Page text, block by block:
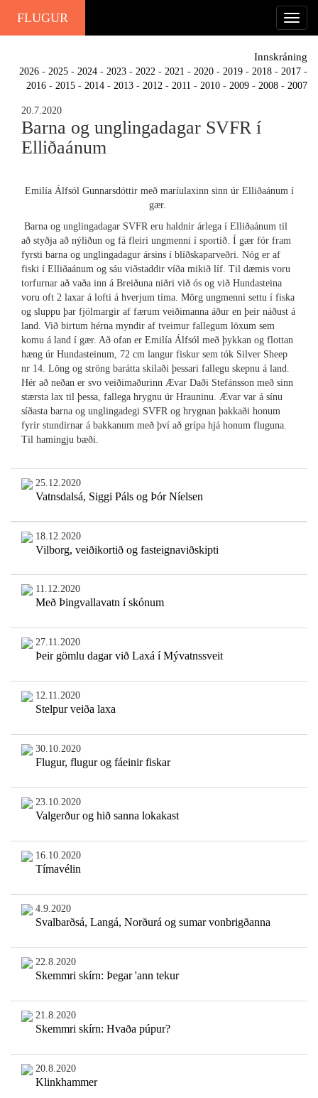
FLUGUR
Innskráning
2026 - 2025 - 2024 - 2023 - 2022 - 2021 - 2020 - 2019 - 2018 - 2017 -
2016 - 2015 - 2014 - 2013 - 2012 - 2011 - 2010 - 2009 - 2008 - 2007
20.7.2020
Barna og unglingadagar SVFR í
Elliðaánum
Emilía Álfsól Gunnarsdóttir með maríulaxinn sinn úr Elliðaánum í
gær.
Barna og unglingadagar SVFR eru haldnir árlega í Elliðaánum til
að styðja að nýliðun og fá fleiri ungmenni í sportið. Í gær fór fram
fyrsti barna og unglingadagur ársins í blíðskaparveðri. Nóg er af
fiski í Elliðaánum og sáu viðstaddir víða mikið líf. Til dæmis voru
torfurnar að vaða inn á Breiðuna niðri við ós og við Hundasteina
voru oft 2 laxar á lofti á hverjum tíma. Mörg ungmenni settu í fiska
og sluppu þar fjölmargir af færum veiðimanna áður en þeir náðust á
land. Við birtum hérna myndir af tveimur fallegum löxum sem
komu á land í gær. Að ofan er Emilía Álfsól með þykkan og flottan
hæng úr Hundasteinum, 72 cm langur fiskur sem tók Silver Sheep
nr 14. Löng og ströng barátta skilaði þessari fallegu skepnu á land.
Hér að neðan er svo veiðimaðurinn Ævar Daði Stefánsson með sinn
stærsta lax til þessa, fallega hrygnu úr Hrauninu. Ævar var á sínu
síðasta barna og unglingadegi SVFR og hrygnan þakkaði honum
fyrir stundirnar á bakkanum með því að grípa hjá honum fluguna.
Til hamingju bæði.
25.12.2020
Vatnsdalsá, Siggi Páls og Þór Níelsen
18.12.2020
Vilborg, veiðikortið og fasteignaviðskipti
11.12.2020
Með Þingvallavatn í skónum
27.11.2020
Þeir gömlu dagar við Laxá í Mývatnssveit
12.11.2020
Stelpur veiða laxa
30.10.2020
Flugur, flugur og fáeinir fiskar
23.10.2020
Valgerður og hið sanna lokakast
16.10.2020
Tímavélin
4.9.2020
Svalbarðsá, Langá, Norðurá og sumar vonbrigðanna
22.8.2020
Skemmri skírn: Þegar 'ann tekur
21.8.2020
Skemmri skírn: Hvaða púpur?
20.8.2020
Klinkhammer